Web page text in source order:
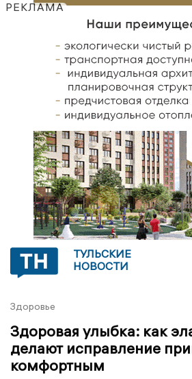
РЕКЛАМА
ТУЛЬСКИЕ
НОВОСТИ
Здоровье
Здоровая улыбка: как
делают исправление
комфортным